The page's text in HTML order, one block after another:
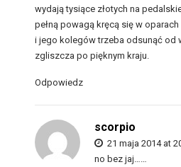
wydają tysiące złotych na
pełną powagą kręcą się w
i jego kolegów trzeba odsunąć od
zgliszcza po pięknym kraju.
Odpowiedz
scorpio
21 maja 2014 at
no bez jaj……